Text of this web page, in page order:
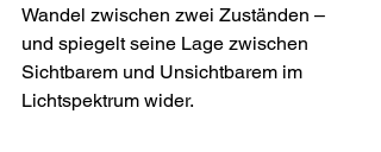
Wandel zwischen zwei Zuständen –
und spiegelt seine Lage zwischen
Sichtbarem und Unsichtbarem im
Lichtspektrum wider.